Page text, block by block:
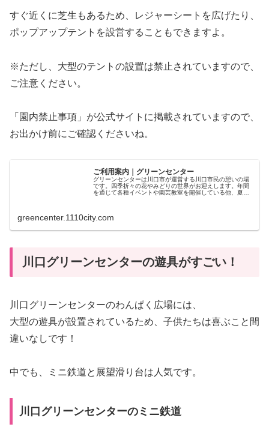
すぐ近くに芝生もあるため、レジャーシートを広げたり、
ポップアップテントを設営することもできますよ。
※ただし、大型のテントの設置は禁止されていますので、
ご注意ください。
「園内禁止事項」が公式サイトに掲載されていますので、
お出かけ前にご確認くださいね。
ご利用案内｜グリーンセンター
グリーンセンターは川口市が運営する川口市民の憩いの場
です。四季折々の花やみどりの世界がお迎えします。年間
を通じて各種イベントや園芸教室を開催している他、夏は
greencenter.1110city.com
川口グリーンセンターの遊具がすごい！
川口グリーンセンターのわんぱく広場には、
大型の遊具が設置されているため、子供たちは喜ぶこと間
違いなしです！
中でも、ミニ鉄道と展望滑り台は人気です。
川口グリーンセンターのミニ鉄道